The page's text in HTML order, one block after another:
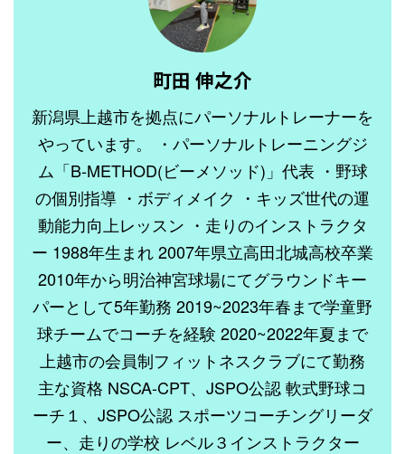
町田 伸之介
新潟県上越市を拠点にパーソナルトレーナーを
やっています。 ・パーソナルトレーニングジ
ム「B-METHOD(ビーメソッド)」代表 ・野球
の個別指導 ・ボディメイク ・キッズ世代の運
動能力向上レッスン ・走りのインストラクタ
ー 1988年生まれ 2007年県立高田北城高校卒業
2010年から明治神宮球場にてグラウンドキー
パーとして5年勤務 2019~2023年春まで学童野
球チームでコーチを経験 2020~2022年夏まで
上越市の会員制フィットネスクラブにて勤務
主な資格 NSCA-CPT、JSPO公認 軟式野球コ
ーチ１、JSPO公認 スポーツコーチングリーダ
ー、走りの学校 レベル３インストラクター